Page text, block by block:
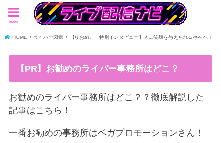
menu
HOME ライバー図鑑 【りおめこ 特別インタビュー】人に笑顔を与えられる存在へ！
【PR】お勧めのライバー事務所はどこ？
お勧めのライバー事務所はどこ？？徹底解説した
記事はこちら！
一番お勧めの事務所はベガプロモーションさん！